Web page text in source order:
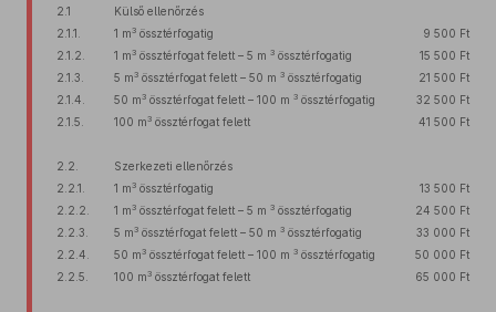
2.1
Külső ellenőrzés
2.1.1.
1 m 3össztérfogatig
9 500 Ft
2.1.2.
1 m 3össztérfogat felett – 5 m 3össztérfogatig
15 500 Ft
2.1.3.
5 m 3össztérfogat felett – 50 m 3össztérfogatig
21 500 Ft
2.1.4.
50 m 3össztérfogat felett – 100 m 3össztérfogatig
32 500 Ft
2.1.5.
100 m 3össztérfogat felett 41 500 Ft
2.2.
Szerkezeti ellenőrzés
2.2.1.
1 m 3össztérfogatig
13 500 Ft
2.2.2.
1 m 3össztérfogat felett – 5 m 3össztérfogatig
24 500 Ft
2.2.3.
5 m 3össztérfogat felett – 50 m 3össztérfogatig
33 000 Ft
2.2.4.
50 m 3össztérfogat felett – 100 m 3össztérfogatig
50 000 Ft
2.2.5.
100 m 3össztérfogat felett 65 000 Ft